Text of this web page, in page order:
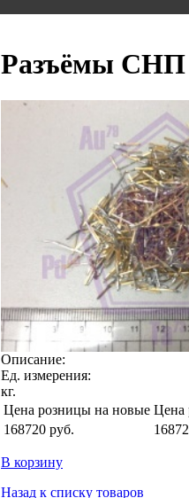
Разъёмы СНП
Описание:
Ед. измерения:
кг.
Цена розницы на новые Цена
168720 руб.
В корзину
Назад к списку товаров